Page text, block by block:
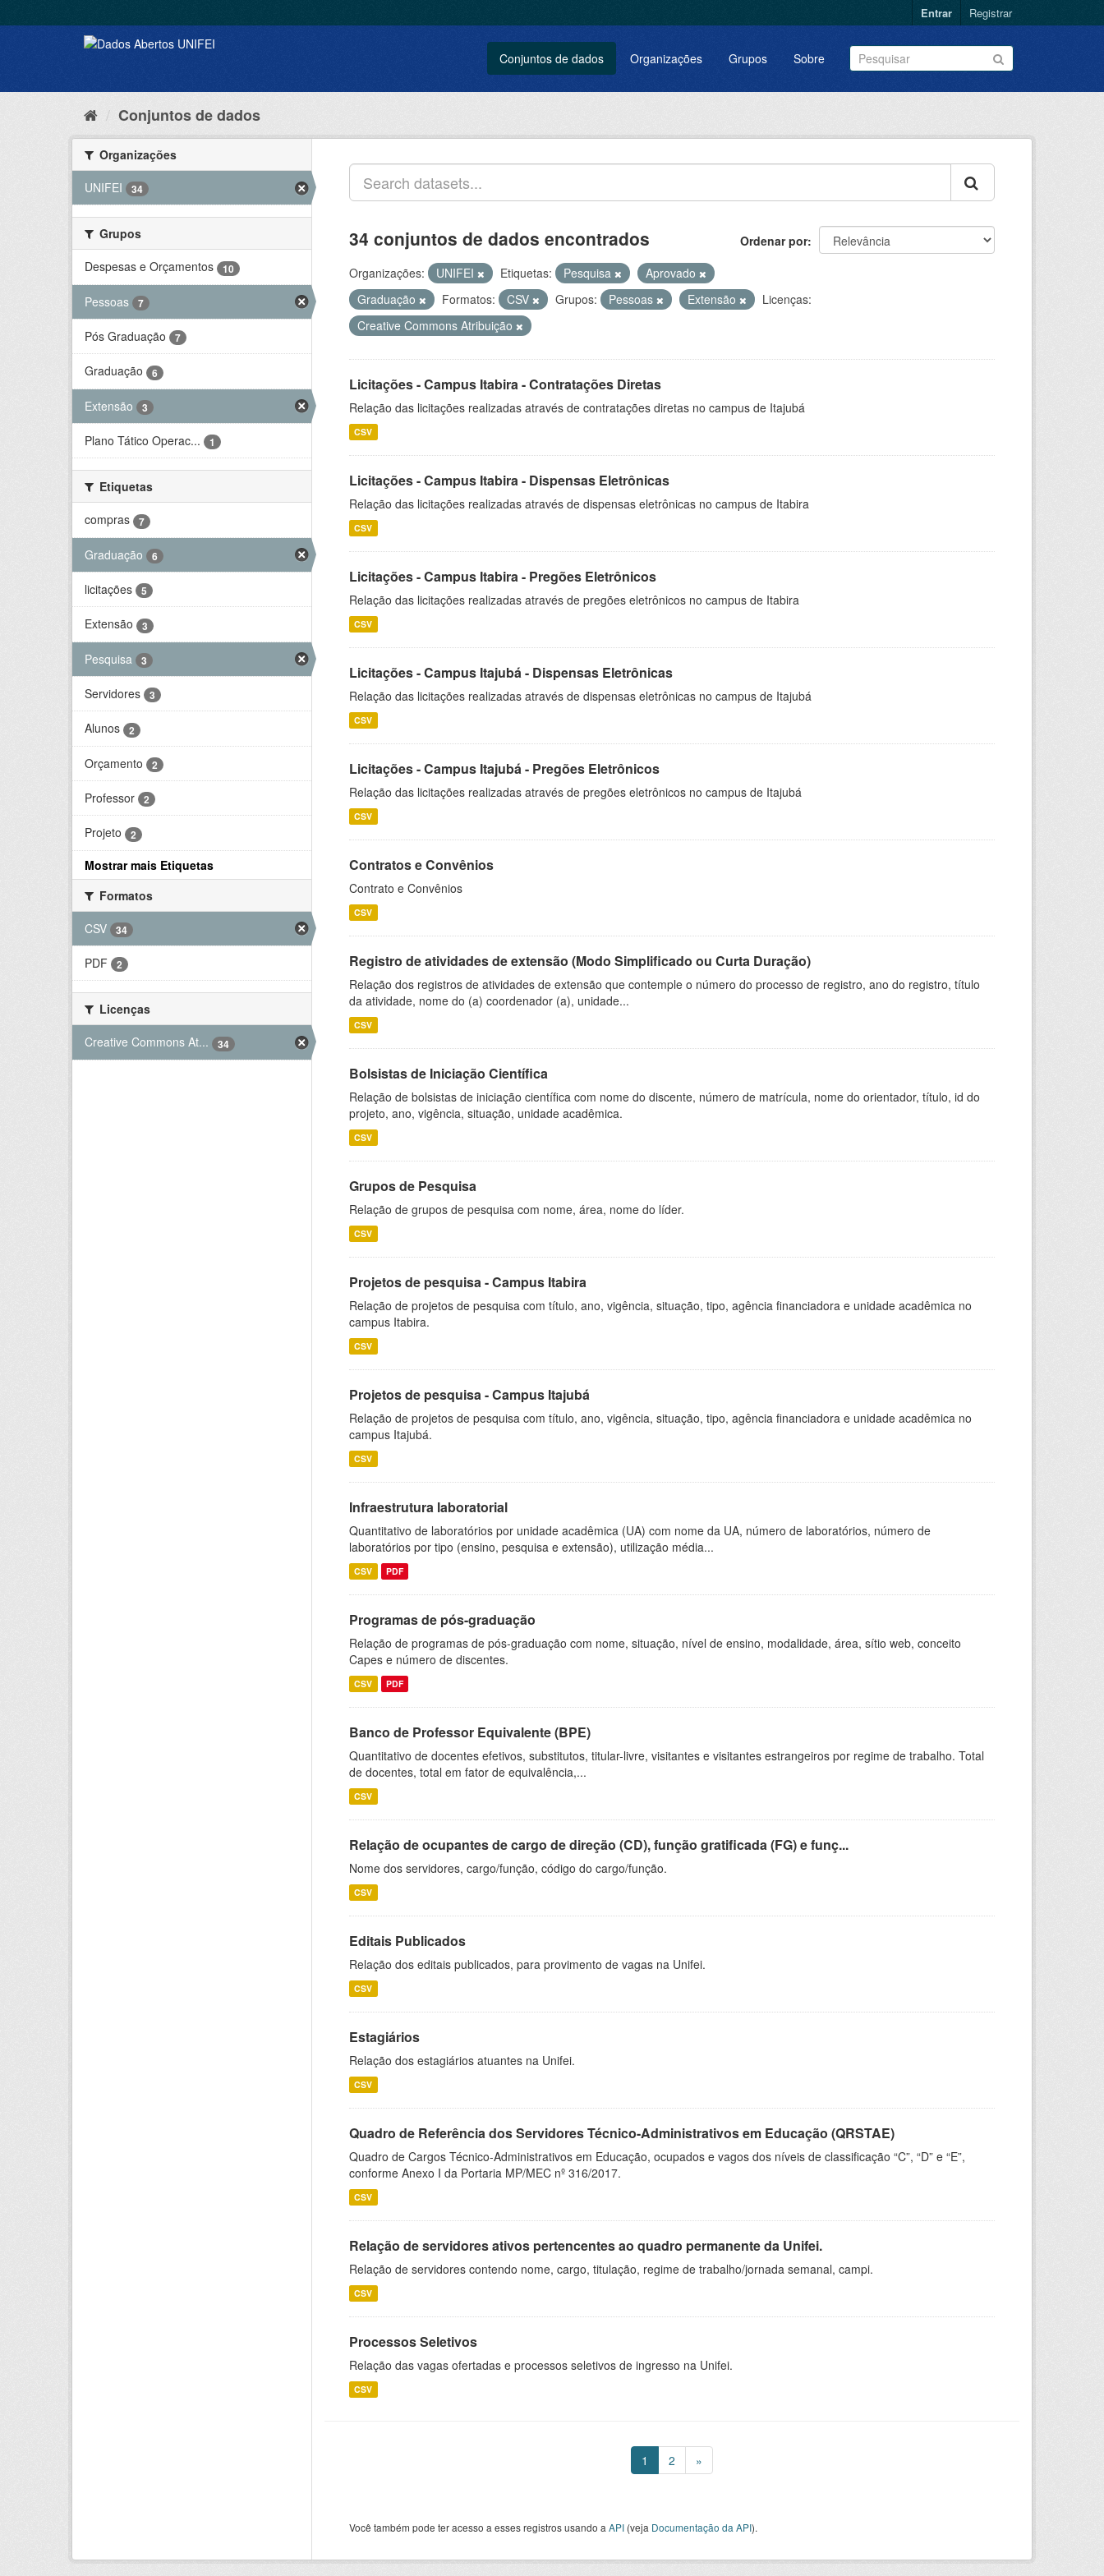
Entrar Registrar
Conjuntos de dados Organizações Grupos Sobre
Conjuntos de dados
Organizações
UNIFEI
34
Grupos
Despesas e Orçamentos
10
Pessoas 7
Pós Graduação 7
Graduação 6
Extensão 3
Plano Tático Operac... 1
Etiquetas
compras
7
Graduação 6
licitações 5
Extensão 3
Pesquisa 3
Servidores 3
Alunos 2
Orçamento 2
Professor 2
Projeto 2
Mostrar mais Etiquetas
Formatos
CSV
34
PDF 2
Licenças
Creative Commons At...
34
Ordenar por
34 conjuntos de dados encontrados
Organizações: UNIFEI Etiquetas: Pesquisa
Aprovado
Graduação
Formatos: CSV Grupos: Pessoas Extensão
Licenças:
Creative Commons Atribuição
Licitações - Campus Itabira - Contratações Diretas
Relação das licitações realizadas através de contratações diretas no campus de Itajubá
CSV
Licitações - Campus Itabira - Dispensas Eletrônicas
Relação das licitações realizadas através de dispensas eletrônicas no campus de Itabira
CSV
Licitações - Campus Itabira - Pregões Eletrônicos
Relação das licitações realizadas através de pregões eletrônicos no campus de Itabira
CSV
Licitações - Campus Itajubá - Dispensas Eletrônicas
Relação das licitações realizadas através de dispensas eletrônicas no campus de Itajubá
CSV
Licitações - Campus Itajubá - Pregões Eletrônicos
Relação das licitações realizadas através de pregões eletrônicos no campus de Itajubá
CSV
Contratos e Convênios
Contrato e Convênios
CSV
Registro de atividades de extensão (Modo Simplificado ou Curta Duração)
Relação dos registros de atividades de extensão que contemple o número do processo de registro, ano do registro, título
da atividade, nome do (a) coordenador (a), unidade...
CSV
Bolsistas de Iniciação Científica
Relação de bolsistas de iniciação científica com nome do discente, número de matrícula, nome do orientador, título, id do
projeto, ano, vigência, situação, unidade acadêmica.
CSV
Grupos de Pesquisa
Relação de grupos de pesquisa com nome, área, nome do líder.
CSV
Projetos de pesquisa - Campus Itabira
Relação de projetos de pesquisa com título, ano, vigência, situação, tipo, agência financiadora e unidade acadêmica no
campus Itabira.
CSV
Projetos de pesquisa - Campus Itajubá
Relação de projetos de pesquisa com título, ano, vigência, situação, tipo, agência financiadora e unidade acadêmica no
campus Itajubá.
CSV
Infraestrutura laboratorial
Quantitativo de laboratórios por unidade acadêmica (UA) com nome da UA, número de laboratórios, número de
laboratórios por tipo (ensino, pesquisa e extensão), utilização média...
CSV PDF
Programas de pós-graduação
Relação de programas de pós-graduação com nome, situação, nível de ensino, modalidade, área, sítio web, conceito
Capes e número de discentes.
CSV PDF
Banco de Professor Equivalente (BPE)
Quantitativo de docentes efetivos, substitutos, titular-livre, visitantes e visitantes estrangeiros por regime de trabalho. Total
de docentes, total em fator de equivalência,...
CSV
Relação de ocupantes de cargo de direção (CD), função gratificada (FG) e funç...
Nome dos servidores, cargo/função, código do cargo/função.
CSV
Editais Publicados
Relação dos editais publicados, para provimento de vagas na Unifei.
CSV
Estagiários
Relação dos estagiários atuantes na Unifei.
CSV
Quadro de Referência dos Servidores Técnico-Administrativos em Educação (QRSTAE)
Quadro de Cargos Técnico-Administrativos em Educação, ocupados e vagos dos níveis de classificação “C”, “D” e “E”,
conforme Anexo I da Portaria MP/MEC nº 316/2017.
CSV
Relação de servidores ativos pertencentes ao quadro permanente da Unifei.
Relação de servidores contendo nome, cargo, titulação, regime de trabalho/jornada semanal, campi.
CSV
Processos Seletivos
Relação das vagas ofertadas e processos seletivos de ingresso na Unifei.
CSV
1 2 »
Você também pode ter acesso a esses registros usando a API (veja Documentação da API).